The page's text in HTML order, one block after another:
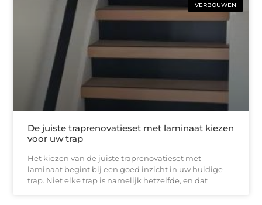
VERBOUWEN
De juiste traprenovatieset met laminaat kiezen
voor uw trap
Het kiezen van de juiste traprenovatieset met
laminaat begint bij een goed inzicht in uw huidige
trap. Niet elke trap is namelijk hetzelfde, en dat